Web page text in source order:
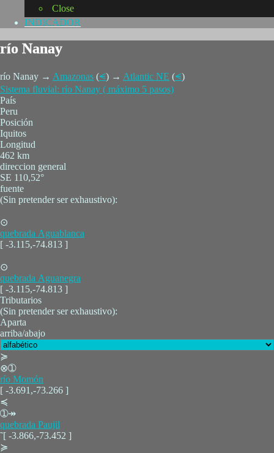
Close
INDICADOR
río Nanay
río Nanay → Amazonas (⪪) → Atlantic NE (⪪)
Sistema fluvial: río Nanay ( máximo 5 pasos)
País
Peru
Posición
Iquitos
Longitud
462 km
direccion general
SE 110,52°
fuente
(Sin pretender ser exhaustivo):
⊙
quebrada Aguablanca
[ -3.115,-74.813 ]
⊙
quebrada Aguanegra
[ -3.115,-74.813 ]
Tributarios
(Sin pretender ser exhaustivo):
Aparta
arriba/abajo
≽
⊗➀
río Momón
[ -3.691,-73.266 ]
≼
➀↠
quebrada Paujil
˜[ -3.866,-73.452 ]
≽